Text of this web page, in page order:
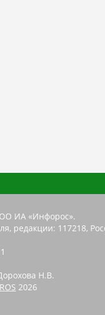
ИА «Инфорос».
редакции: 117218,
Н.В.
2026